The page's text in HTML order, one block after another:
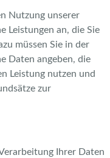
Nutzung unserer
Leistungen an, die Sie
müssen Sie in der
Daten angeben, die
Leistung nutzen und
zur
Ihrer Daten